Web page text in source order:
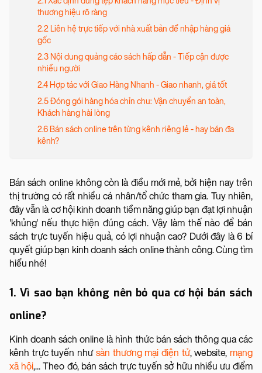
thương hiệu rõ ràng
2.2 Liên hệ trực tiếp với nhà xuất bản để nhập hàng giá
gốc
2.3 Nội dung quảng cáo sách hấp dẫn - Tiếp cận được
nhiều người
2.4 Hợp tác với Giao Hàng Nhanh - Giao nhanh, giá tốt
2.5 Đóng gói hàng hóa chỉn chu: Vận chuyển an toàn,
Khách hàng hài lòng
2.6 Bán sách online trên từng kênh riêng lẻ - hay bán đa
kênh?
Bán sách online không còn là điều mới mẻ, bởi hiện nay trên
thị trường có rất nhiều cá nhân/tổ chức tham gia. Tuy nhiên,
đây vẫn là cơ hội kinh doanh tiềm năng giúp bạn đạt lợi nhuận
'khủng' nếu thực hiện đúng cách. Vậy làm thế nào để bán
sách trực tuyến hiệu quả, có lợi nhuận cao? Dưới đây là 6 bí
quyết giúp bạn kinh doanh sách online thành công. Cùng tìm
hiểu nhé!
1. Vì sao bạn không nên bỏ qua cơ hội bán sách
online?
Kinh doanh sách online là hình thức bán sách thông qua các
kênh trực tuyến như sàn thương mại điện tử, website, mạng
xã hội,... Theo đó, bán sách trực tuyến sở hữu nhiều ưu điểm